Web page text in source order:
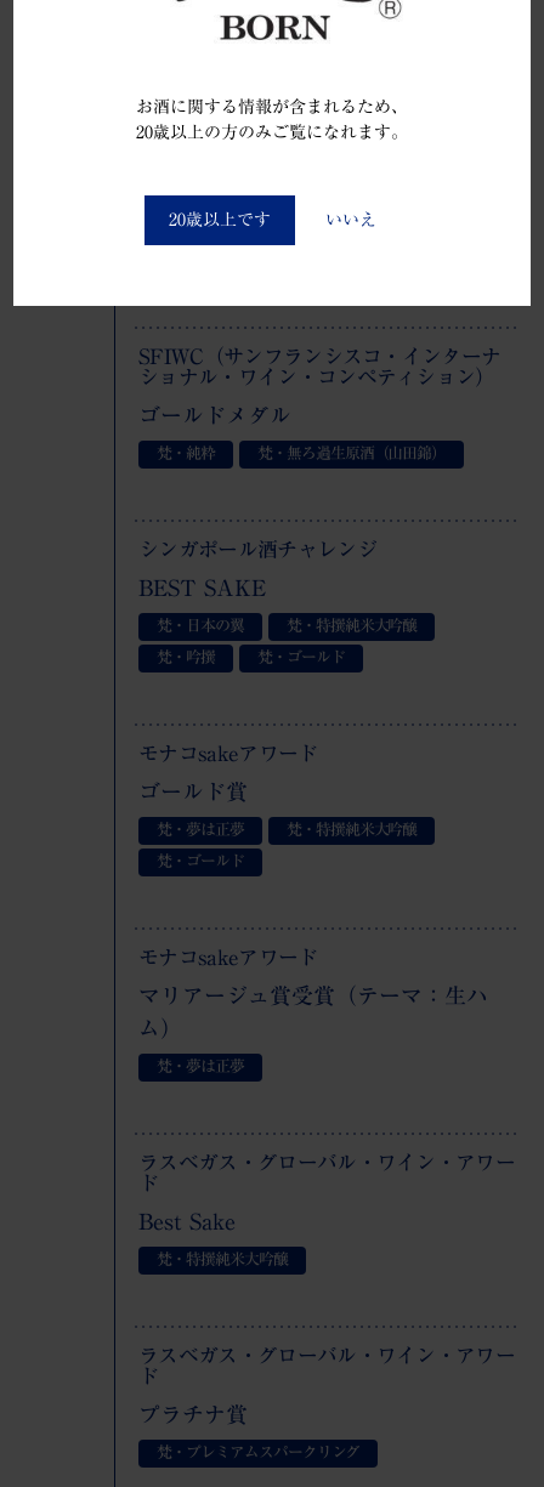
お酒に関する情報が含まれるため、
20歳以上の方のみご覧になれます。
20歳以上です いいえ
金賞
ダブルゴールドメダル（最高賞）
SFIWC（サンフランシスコ・インターナ
ショナル・ワイン・コンペティション）
ゴールドメダル
梵・純粋 梵・無ろ過生原酒（山田錦）
シンガポール酒チャレンジ
BEST SAKE
梵・日本の翼
梵・特撰純米大吟醸
梵・吟撰
梵・ゴールド
モナコsakeアワード
ゴールド賞
梵・夢は正夢
梵・特撰純米大吟醸
梵・ゴールド
モナコsakeアワード
マリアージュ賞受賞（テーマ：生ハ
ム）
梵・夢は正夢
ラスベガス・グローバル・ワイン・アワー
ド
Best Sake
梵・特撰純米大吟醸
ラスベガス・グローバル・ワイン・アワー
ド
プラチナ賞
梵・プレミアムスパークリング